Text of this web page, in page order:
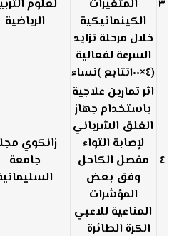
٣
المتغيرات
الكينماتيكية
خلال مرحلة تزايد
السرعة لفعالية
(٤×١٠٠تتابع )نساء
لعلوم
الرياضية
٤
اثر تمارين علاجية
باستخدام جهاز
الغلق الشرياني
لإصابة التواء
مفصل الكاحل
وفق بعض
المؤشرات
المناعية للاعبي
الكرة الطائرة
زانكوي
جامعة